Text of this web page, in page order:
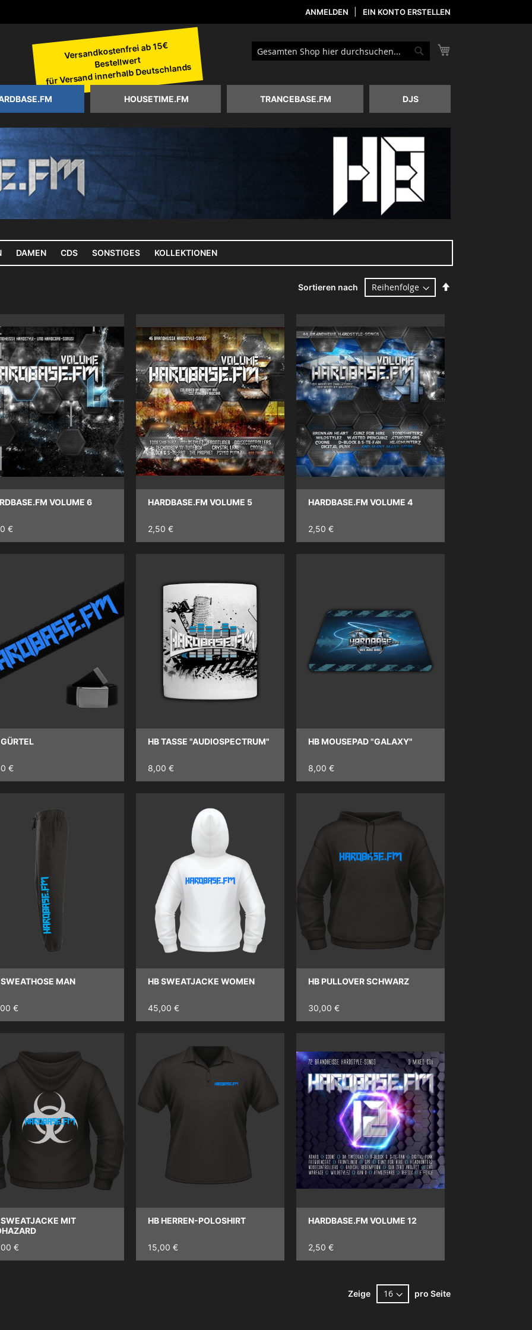
ANMELDEN EIN KONTO ERSTELLEN
Versandkostenfrei ab 15€
Bestellwert
für Versand innerhalb Deutschlands
Suche
HOUSETIME.FM TRANCEBASE.FM DJS
DAMEN CDS SONSTIGES KOLLEKTIONEN
Sortieren nach
VOLUME 6
€
HARDBASE.FM VOLUME 5
2,50 €
HARDBASE.FM VOLUME 4
2,50 €
€
HB TASSE "AUDIOSPECTRUM"
8,00 €
HB MOUSEPAD "GALAXY"
8,00 €
SWEATHOSE MAN
€
HB SWEATJACKE WOMEN
45,00 €
HB PULLOVER SCHWARZ
30,00 €
SWEATJACKE MIT
€
HB HERREN-POLOSHIRT
15,00 €
HARDBASE.FM VOLUME 12
2,50 €
Zeige pro Seite